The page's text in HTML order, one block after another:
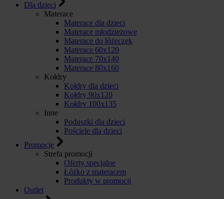
Dla dzieci
Materace
Materace dla dzieci
Materace młodzieżowe
Materace do łóżeczek
Materace 60x120
Materace 70x140
Materace 80x160
Kołdry
Kołdry dla dzieci
Kołdry 90x120
Kołdry 100x135
Inne
Poduszki dla dzieci
Pościele dla dzieci
Promocje
Strefa promocji
Oferty specjalne
Łóżko z materacem
Produkty w promocji
Outlet